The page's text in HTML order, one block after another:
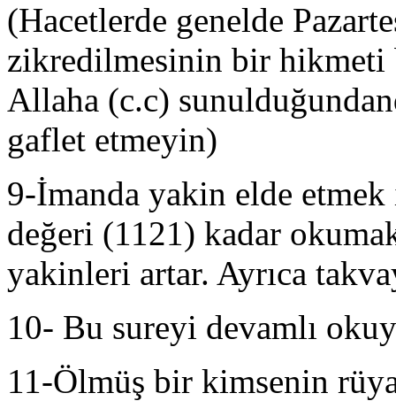
(Hacetlerde genelde
zikredilmesinin bir hikmeti
Allaha (c.c)
gaflet etmeyin)
9-İmanda yakin elde
değeri (1121) kadar
yakinleri artar. Ayrıca
10- Bu sureyi devamlı
11-Ölmüş bir kimsenin